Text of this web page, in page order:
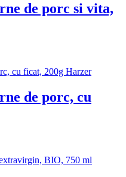
de porc si vita,
de porc, cu